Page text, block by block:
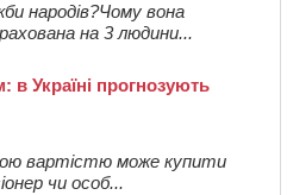
народів?Чому вона
на 3 людини...
в Україні прогнозують
вартістю може купити
чи особ...